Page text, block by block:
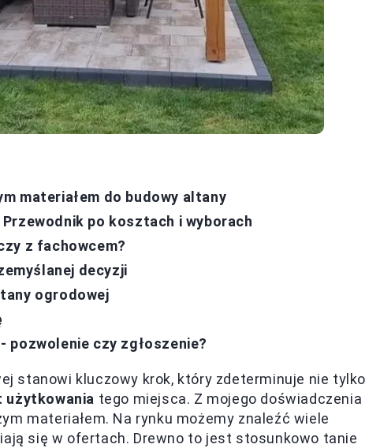
materiałem do budowy altany
po kosztach i wyborach
z fachowcem?
decyzji
ogrodowej
pozwolenie czy zgłoszenie?
stanowi kluczowy krok, który zdeterminuje nie tylko
tego miejsca. Z mojego doświadczenia
materiałem. Na rynku możemy znaleźć wiele
się w ofertach. Drewno to jest stosunkowo tanie